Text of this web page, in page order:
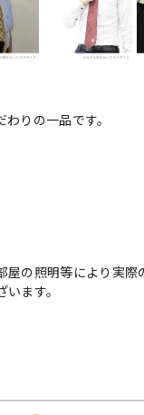
りの一品です。
の照明等により実際
ます。